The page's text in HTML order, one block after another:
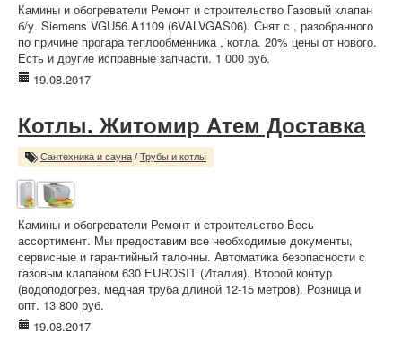
Камины и обогреватели Ремонт и строительство Газовый клапан
б/у. Siemens VGU56.A1109 (6VALVGAS06). Снят с , разобранного
по причине прогара теплообменника , котла. 20% цены от нового.
Есть и другие исправные запчасти. 1 000 руб.
19.08.2017
Котлы. Житомир Атем Доставка
Сантехника и сауна / Трубы и котлы
Камины и обогреватели Ремонт и строительство Весь
ассортимент. Мы предоставим все необходимые документы,
сервисные и гарантийный талонны. Автоматика безопасности с
газовым клапаном 630 EUROSIT (Италия). Второй контур
(водоподогрев, медная труба длиной 12-15 метров). Розница и
опт. 13 800 руб.
19.08.2017